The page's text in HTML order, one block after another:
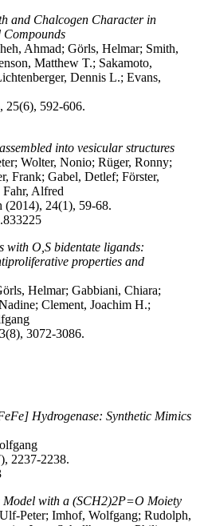
and Chalcogen Character in
Ahmad; Görls, Helmar; Smith,
Matthew T.; Sakamoto,
Dennis L.; Evans,
25(6), 592-606.
into vesicular structures
Wolter, Nonio; Rüger, Ronny;
Frank; Gabel, Detlef; Förster,
Fahr, Alfred
(2014), 24(1), 59-68.
with O,S bidentate ligands:
properties and
Helmar; Gabbiani, Chiara;
Clement, Joachim H.;
3072-3086.
Hydrogenase: Synthetic Mimics
2237-2238.
with a (SCH2)2P=O Moiety
Peter; Imhof, Wolfgang; Rudolph,